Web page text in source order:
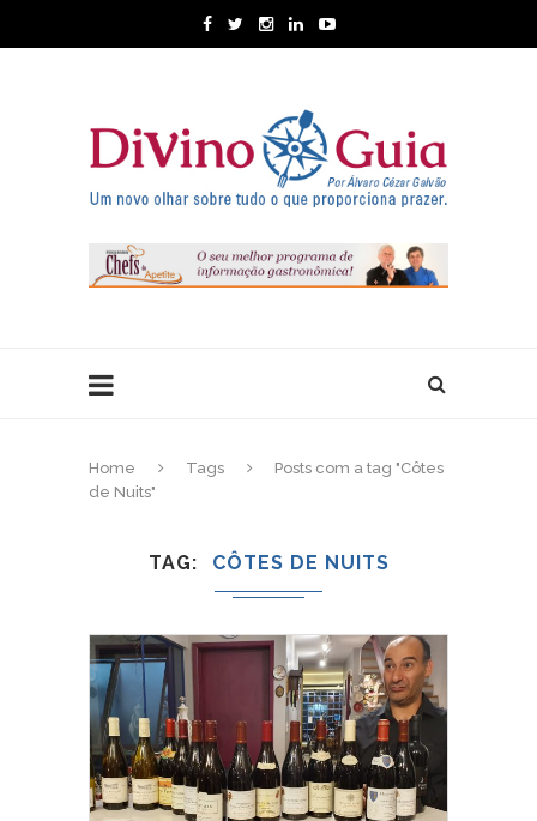
Home Tags
Posts com a tag "Côtes
de Nuits"
TAG CÔTES DE NUITS